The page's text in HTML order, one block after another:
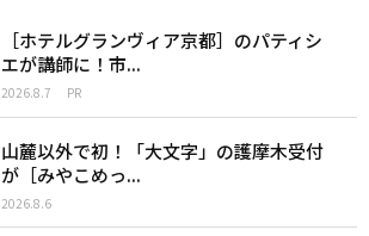
［ホテルグランヴィア京都］のパティシ
エが講師に！市...
2026.8.7 PR
山麓以外で初！「大文字」の護摩木受付
が［みやこめっ...
2026.8.6